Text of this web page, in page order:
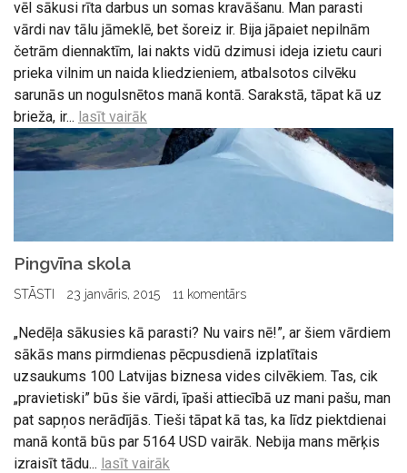
vēl sākusi rīta darbus un somas kravāšanu. Man parasti
vārdi nav tālu jāmeklē, bet šoreiz ir. Bija jāpaiet nepilnām
četrām diennaktīm, lai nakts vidū dzimusi ideja izietu cauri
prieka vilnim un naida kliedzieniem, atbalsotos cilvēku
sarunās un nogulsnētos manā kontā. Sarakstā, tāpat kā uz
brieža, ir... lasīt vairāk
Pingvīna skola
STĀSTI 23 janvāris, 2015 11 komentārs
„Nedēļa sākusies kā parasti? Nu vairs nē!”, ar šiem vārdiem
sākās mans pirmdienas pēcpusdienā izplatītais
uzsaukums 100 Latvijas biznesa vides cilvēkiem. Tas, cik
„pravietiski” būs šie vārdi, īpaši attiecībā uz mani pašu, man
pat sapņos nerādījās. Tieši tāpat kā tas, ka līdz piektdienai
manā kontā būs par 5164 USD vairāk. Nebija mans mērķis
izraisīt tādu... lasīt vairāk